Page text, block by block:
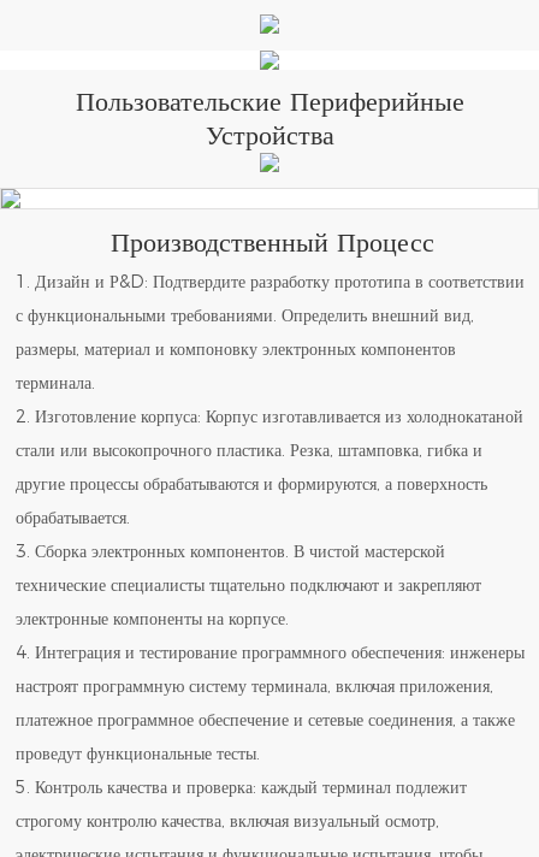
Пользовательские Периферийные
Устройства
Производственный Процесс
1. Дизайн и Р&D: Подтвердите разработку прототипа в соответствии
с функциональными требованиями. Определить внешний вид,
размеры, материал и компоновку электронных компонентов
терминала.
2. Изготовление корпуса: Корпус изготавливается из холоднокатаной
стали или высокопрочного пластика. Резка, штамповка, гибка и
другие процессы обрабатываются и формируются, а поверхность
обрабатывается.
3. Сборка электронных компонентов. В чистой мастерской
технические специалисты тщательно подключают и закрепляют
электронные компоненты на корпусе.
4. Интеграция и тестирование программного обеспечения: инженеры
настроят программную систему терминала, включая приложения,
платежное программное обеспечение и сетевые соединения, а также
проведут функциональные тесты.
5. Контроль качества и проверка: каждый терминал подлежит
строгому контролю качества, включая визуальный осмотр,